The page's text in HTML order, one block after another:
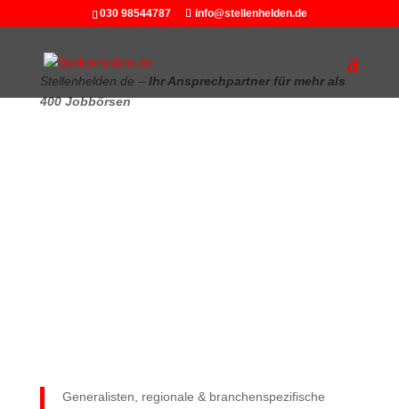
030 98544787 info@stellenhelden.de
Stellenhelden.de – Ihr Ansprechpartner für mehr als
400 Jobbörsen
Generalisten, regionale & branchenspezifische